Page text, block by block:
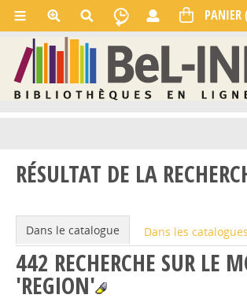
RÉSULTAT DE LA
Dans le catalogue Dans les
442 RECHERCHE SUR LE
'REGION'